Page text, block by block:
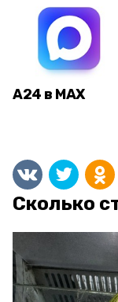
А24 в MAX
Сколько